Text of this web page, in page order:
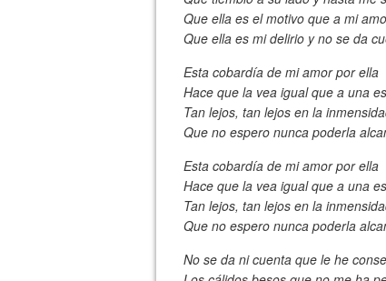
Que ella es el motivo que a mi
Que ella es mi delirio y no se da
Esta cobardía de mi amor por ella
Hace que la vea igual que a una
Tan lejos, tan lejos en la
Que no espero nunca poderla
Esta cobardía de mi amor por ella
Hace que la vea igual que a una
Tan lejos, tan lejos en la
Que no espero nunca poderla
No se da ni cuenta que le he